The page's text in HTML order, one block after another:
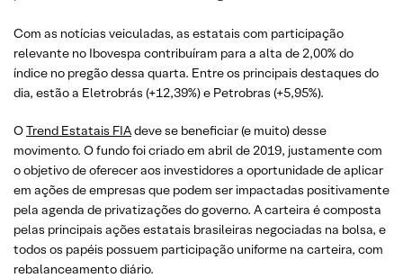
Com as notícias veiculadas, as estatais com participação
relevante no Ibovespa contribuíram para a alta de 2,00% do
índice no pregão dessa quarta. Entre os principais destaques do
dia, estão a Eletrobrás (+12,39%) e Petrobras (+5,95%).
OTrend Estatais FIAdeve se beneficiar (e muito) desse
movimento. O fundo foi criado em abril de 2019, justamente com
o objetivo de oferecer aos investidores a oportunidade de aplicar
em ações de empresas que podem ser impactadas positivamente
pela agenda de privatizações do governo. A carteira é composta
pelas principais ações estatais brasileiras negociadas na bolsa, e
todos os papéis possuem participação uniforme na carteira, com
rebalanceamento diário.